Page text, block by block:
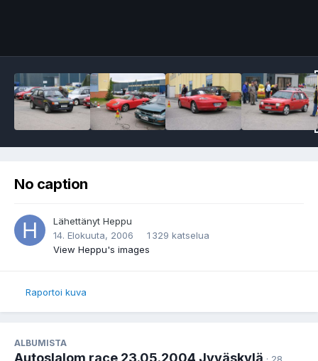
No caption
Lähettänyt Heppu
14. Elokuuta, 2006
1 329 katselua
View Heppu's images
Raportoi kuva
ALBUMISTA
Autoslalom race 23.05.2004 Jyväskylä